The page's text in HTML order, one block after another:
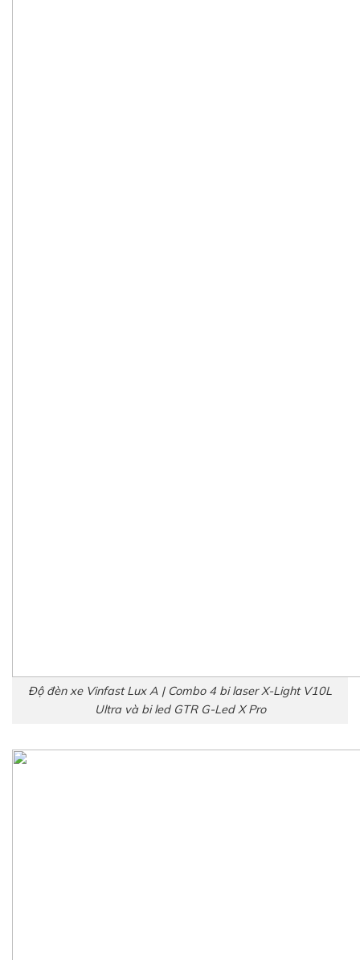
Độ đèn xe Vinfast Lux A | Combo 4 bi laser X-Light V10L
Ultra và bi led GTR G-Led X Pro